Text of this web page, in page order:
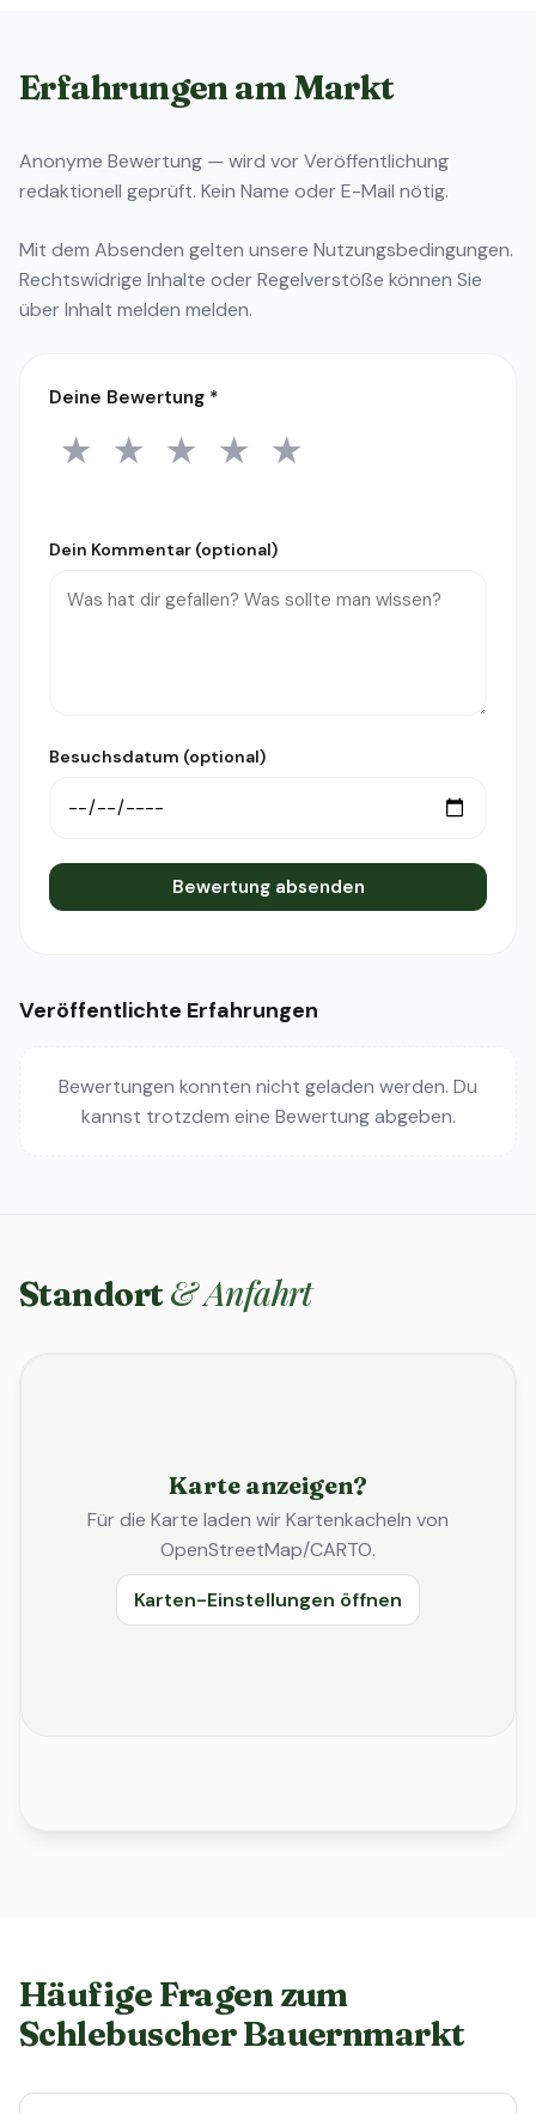
Erfahrungen am Markt
Anonyme Bewertung — wird vor Veröffentlichung
redaktionell geprüft. Kein Name oder E-Mail nötig.
Mit dem Absenden gelten unsere Nutzungsbedingungen.
Rechtswidrige Inhalte oder Regelverstöße können Sie
überInhalt melden melden.
Deine Bewertung *
1 Stern
★ 2 Sterne
★ 3 Sterne
★ 4 Sterne
★ 5 Sterne
★
Dein Kommentar (optional)
Besuchsdatum (optional)
Bewertung absenden
Veröffentlichte Erfahrungen
Bewertungen konnten nicht geladen werden. Du
kannst trotzdem eine Bewertung abgeben.
Standort & Anfahrt
Karte anzeigen?
Für die Karte laden wir Kartenkacheln von
OpenStreetMap/CARTO.
Karten-Einstellungen öffnen
Häufige Fragen zum
Schlebuscher Bauernmarkt